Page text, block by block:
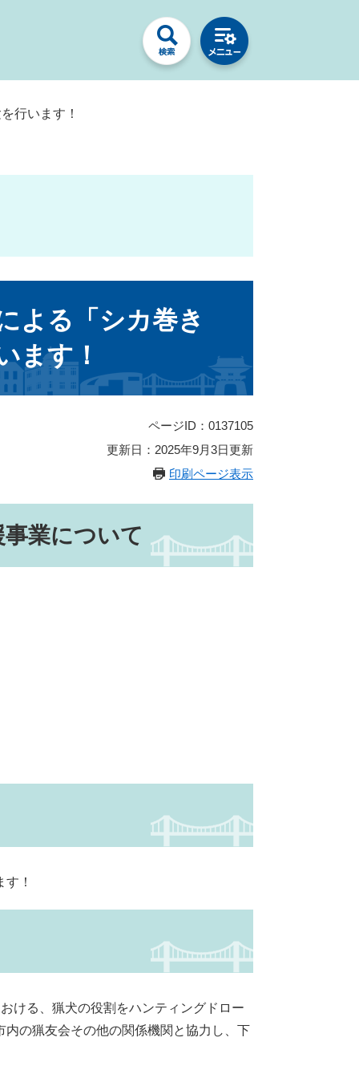
行います！
よる「シカ巻き
ます！
ページID：0137105
更新日：2025年9月3日更新
印刷ページ表示
業について
！
ける、猟犬の役割をハンティングドロー
の猟友会その他の関係機関と協力し、下